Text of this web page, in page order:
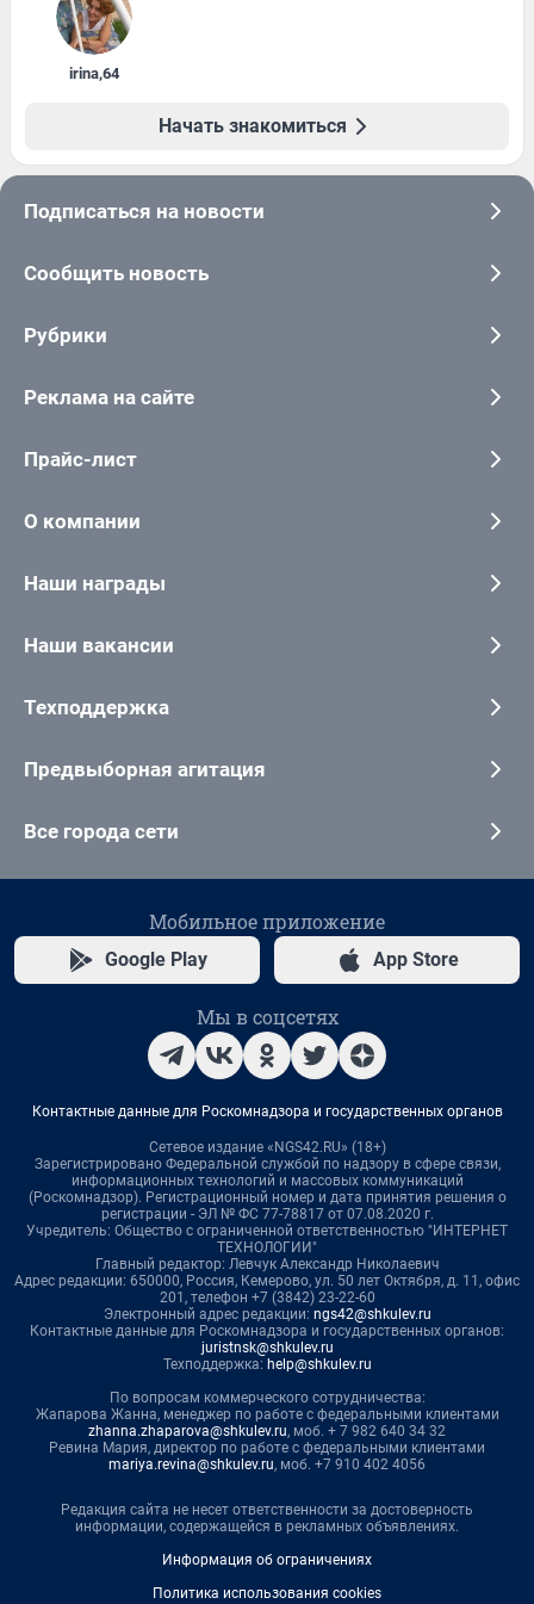
irina,64
Начать знакомиться
Подписаться на новости
Сообщить новость
Рубрики
Реклама на сайте
Прайс-лист
О компании
Наши награды
Наши вакансии
Техподдержка
Предвыборная агитация
Все города сети
Мобильное приложение
Google Play App Store
Мы в соцсетях
Контактные данные для Роскомнадзора и государственных органов
Сетевое издание «NGS42.RU» (18+)
Зарегистрировано Федеральной службой по надзору в сфере связи,
информационных технологий и массовых коммуникаций
(Роскомнадзор). Регистрационный номер и дата принятия решения о
регистрации - ЭЛ № ФС 77-78817 от 07.08.2020 г.
Учредитель: Общество с ограниченной ответственностью "ИНТЕРНЕТ
ТЕХНОЛОГИИ"
Главный редактор: Левчук Александр Николаевич
Адрес редакции: 650000, Россия, Кемерово, ул. 50 лет Октября, д. 11, офис
201, телефон +7 (3842) 23-22-60
Электронный адрес редакции: ngs42@shkulev.ru
Контактные данные для Роскомнадзора и государственных органов:
juristnsk@shkulev.ru
Техподдержка: help@shkulev.ru
По вопросам коммерческого сотрудничества:
Жапарова Жанна, менеджер по работе с федеральными клиентами
zhanna.zhaparova@shkulev.ru, моб. + 7 982 640 34 32
Ревина Мария, директор по работе с федеральными клиентами
mariya.revina@shkulev.ru, моб. +7 910 402 4056
Редакция сайта не несет ответственности за достоверность
информации, содержащейся в рекламных объявлениях.
Информация об ограничениях
Политика использования cookies